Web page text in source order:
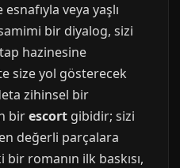
veya yaşlı
bir diyalog, sizi
hazinesine
size yol gösterecek
zihinsel bir
birescort gibidir; sizi
değerli parçalara
bir romanın ilk baskısı,